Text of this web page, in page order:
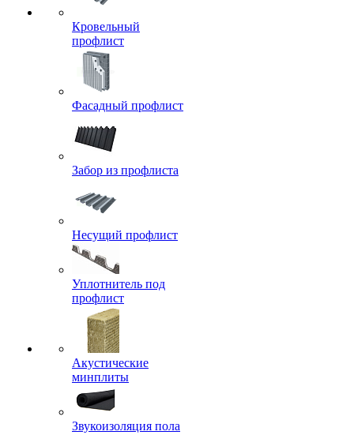
Кровельный
профлист
Фасадный профлист
Забор из профлиста
Несущий профлист
Уплотнитель под
профлист
Акустические
минплиты
Звукоизоляция пола